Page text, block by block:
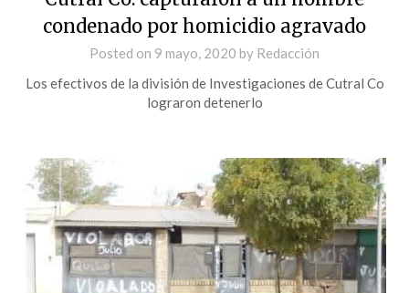
condenado por homicidio agravado
Posted on 9 mayo, 2020 by Redacción
Los efectivos de la división de Investigaciones de Cutral Co
lograron detenerlo